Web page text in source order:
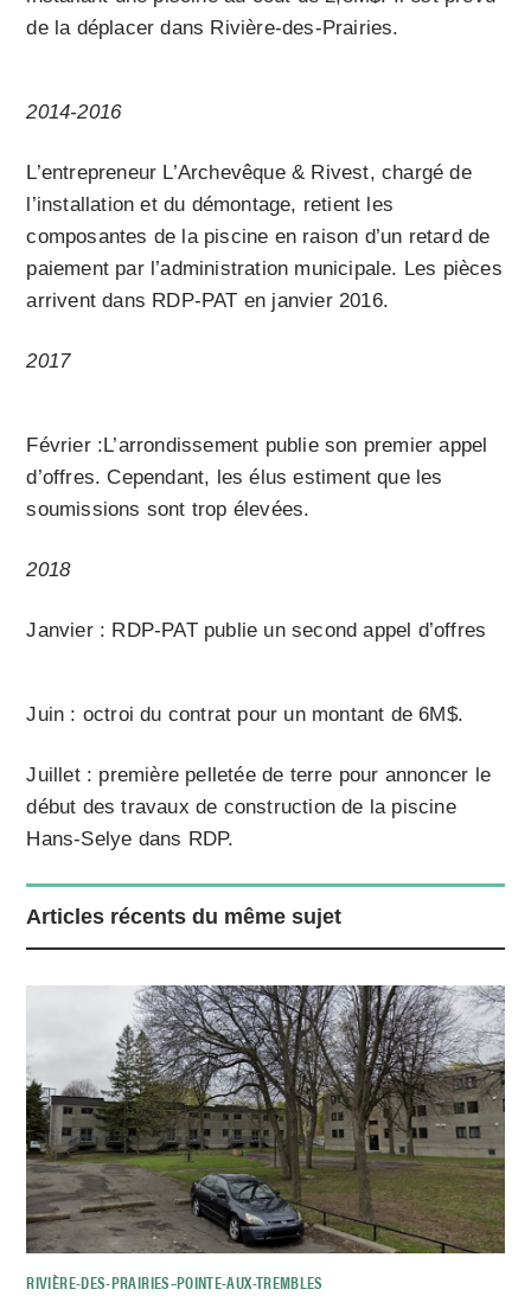
de la déplacer dans Rivière-des-Prairies.
2014-2016
L’entrepreneur L’Archevêque & Rivest, chargé de
l’installation et du démontage, retient les
composantes de la piscine en raison d’un retard de
paiement par l’administration municipale. Les pièces
arrivent dans RDP-PAT en janvier 2016.
2017
Février :L’arrondissement publie son premier appel
d’offres. Cependant, les élus estiment que les
soumissions sont trop élevées.
2018
Janvier : RDP-PAT publie un second appel d’offres
Juin : octroi du contrat pour un montant de 6M$.
Juillet : première pelletée de terre pour annoncer le
début des travaux de construction de la piscine
Hans-Selye dans RDP.
Articles récents du même sujet
RIVIÈRE-DES-PRAIRIES–POINTE-AUX-TREMBLES